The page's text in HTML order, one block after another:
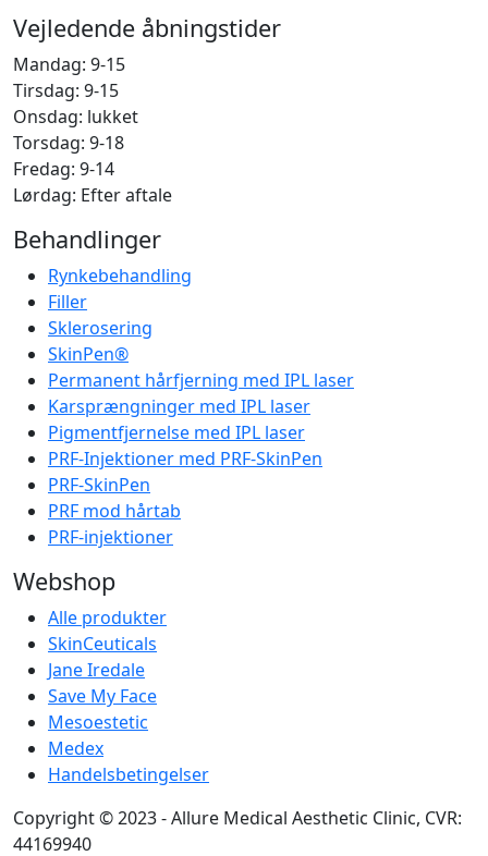
Vejledende åbningstider
Mandag: 9-15
Tirsdag: 9-15
Onsdag: lukket
Torsdag: 9-18
Fredag: 9-14
Lørdag: Efter aftale
Behandlinger
Rynkebehandling
Filler
Sklerosering
SkinPen®
Permanent hårfjerning med IPL laser
Karsprængninger med IPL laser
Pigmentfjernelse med IPL laser
PRF-Injektioner med PRF-SkinPen
PRF-SkinPen
PRF mod hårtab
PRF-injektioner
Webshop
Alle produkter
SkinCeuticals
Jane Iredale
Save My Face
Mesoestetic
Medex
Handelsbetingelser
Copyright © 2023 - Allure Medical Aesthetic Clinic, CVR:
44169940